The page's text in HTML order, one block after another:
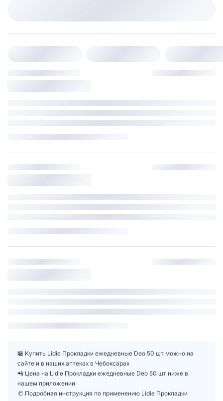
🏪 Купить Lidie Прокладки ежедневные Deo 50 шт можно на
сайте и в наших аптеках в Чебоксарах
📲 Цена на Lidie Прокладки ежедневные Deo 50 шт ниже в
нашем приложении
📒 Подробная инструкция по применению Lidie Прокладки